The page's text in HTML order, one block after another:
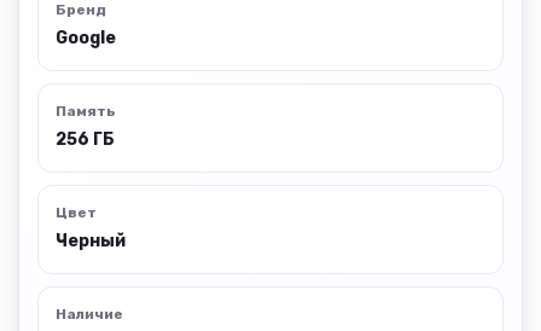
Бренд
Google
Память
256 ГБ
Цвет
Черный
Наличие